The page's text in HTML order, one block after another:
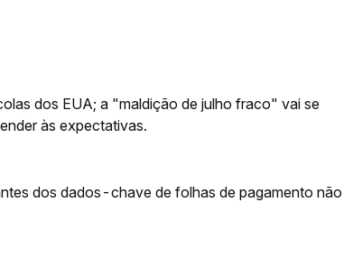
dos EUA; a "maldição de julho fraco" vai se
às expectativas.
dos dados-chave de folhas de pagamento não